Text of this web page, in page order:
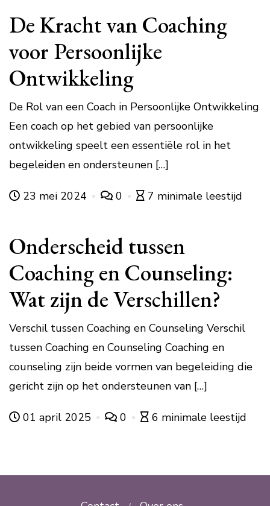
De Kracht van Coaching
voor Persoonlijke
Ontwikkeling
De Rol van een Coach in Persoonlijke Ontwikkeling
Een coach op het gebied van persoonlijke
ontwikkeling speelt een essentiële rol in het
begeleiden en ondersteunen […]
23 mei 2024 0 7 minimale leestijd
Onderscheid tussen
Coaching en Counseling:
Wat zijn de Verschillen?
Verschil tussen Coaching en Counseling Verschil
tussen Coaching en Counseling Coaching en
counseling zijn beide vormen van begeleiding die
gericht zijn op het ondersteunen van […]
01 april 2025 0 6 minimale leestijd